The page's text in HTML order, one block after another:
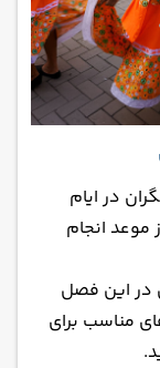
در ایام
موعد انجام
در این فصل
مناسب برای